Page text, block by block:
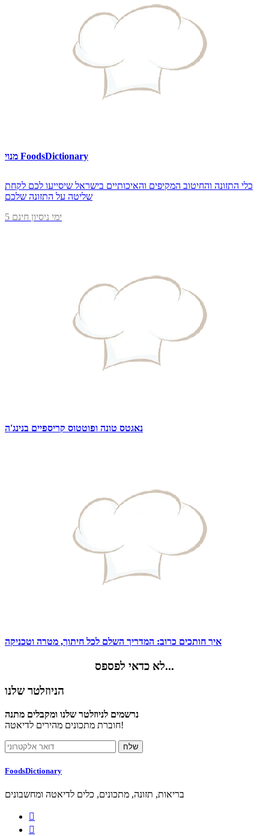
מנוי FoodsDictionary
כלי התזונה והחיטוב המקיפים והאיכותיים בישראל שיסייעו לכם לקחת
שליטה על התזונה שלכם
5 ימי ניסיון חינם
נאגטס טונה ופוטטוס קריספיים בנינג'ה
איך חותכים כרוב: המדריך השלם לכל חיתוך, מטרה וטכניקה
לא כדאי לפספס...
הניוזלטר שלנו
נרשמים לניוזלטר שלנו ומקבלים מתנה
חוברת מתכונים מהירים לדיאטה!
FoodsDictionary
בריאות, תזונה, מתכונים, כלים לדיאטה ומחשבונים

